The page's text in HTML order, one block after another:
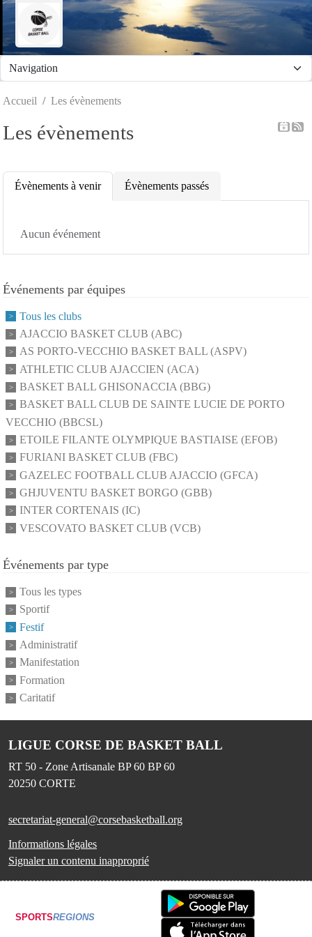
Accueil Les évènements
Les évènements
Évènements à venir Évènements passés
Aucun événement
Événements par équipes
Tous les clubs
AJACCIO BASKET CLUB (ABC)
AS PORTO-VECCHIO BASKET BALL (ASPV)
ATHLETIC CLUB AJACCIEN (ACA)
BASKET BALL GHISONACCIA (BBG)
BASKET BALL CLUB DE SAINTE LUCIE DE PORTO
VECCHIO (BBCSL)
ETOILE FILANTE OLYMPIQUE BASTIAISE (EFOB)
FURIANI BASKET CLUB (FBC)
GAZELEC FOOTBALL CLUB AJACCIO (GFCA)
GHJUVENTU BASKET BORGO (GBB)
INTER CORTENAIS (IC)
VESCOVATO BASKET CLUB (VCB)
Événements par type
Tous les types
Sportif
Festif
Administratif
Manifestation
Formation
Caritatif
LIGUE CORSE DE BASKET BALL
RT 50 - Zone Artisanale BP 60 BP 60
20250 CORTE
secretariat-general@corsebasketball.org
Informations légales
Signaler un contenu inapproprié
SPORTSREGIONS
Panneau de gestion des cookies